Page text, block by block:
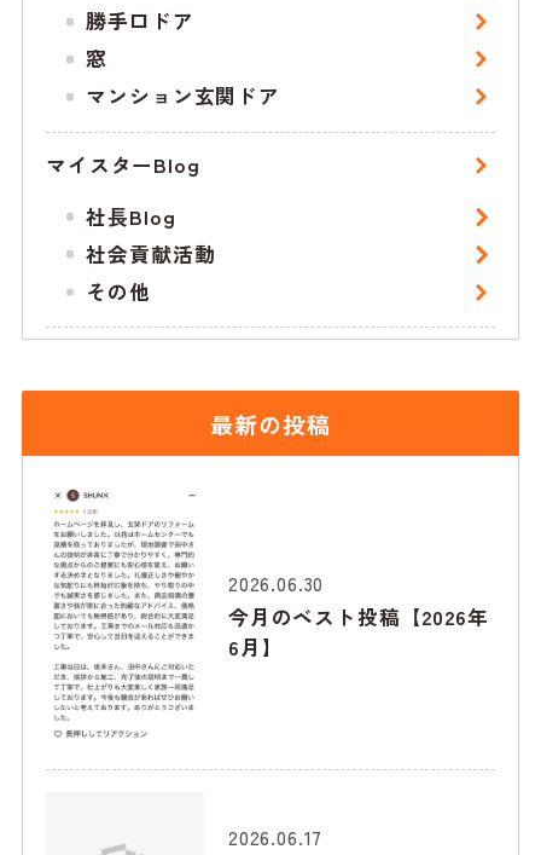
勝手口ドア
窓
マンション玄関ドア
マイスターBlog
社長Blog
社会貢献活動
その他
最新の投稿
2026.06.30
今月のベスト投稿【2026年
6月】
2026.06.17